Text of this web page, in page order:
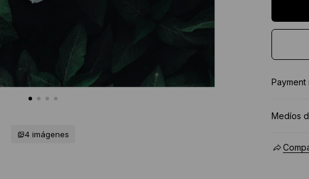
4 imágenes
Payment
Medíos